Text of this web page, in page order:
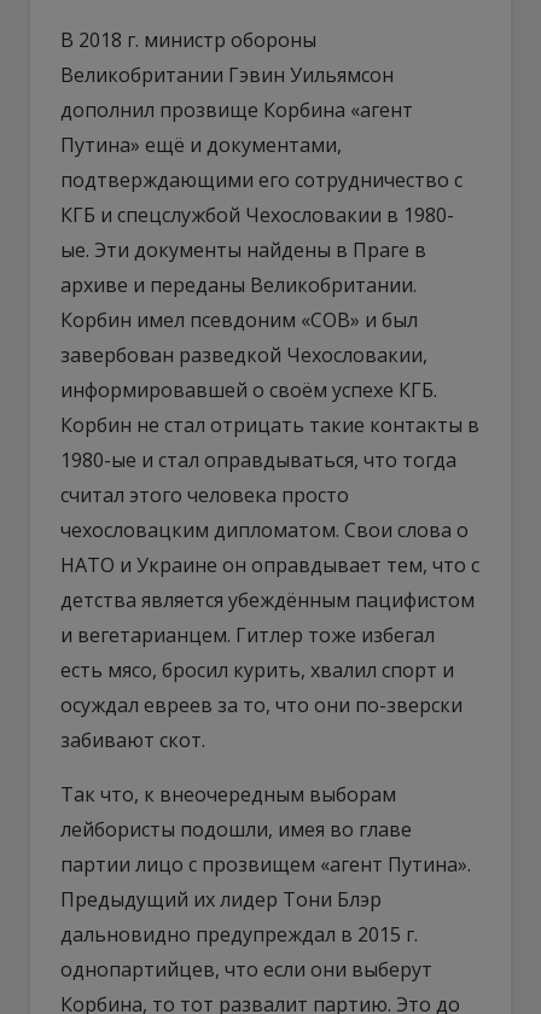
В 2018 г. министр обороны
Великобритании Гэвин Уильямсон
дополнил прозвище Корбина «агент
Путина» ещё и документами,
подтверждающими его сотрудничество с
КГБ и спецслужбой Чехословакии в 1980-
ые. Эти документы найдены в Праге в
архиве и переданы Великобритании.
Корбин имел псевдоним «СОВ» и был
завербован разведкой Чехословакии,
информировавшей о своём успехе КГБ.
Корбин не стал отрицать такие контакты в
1980-ые и стал оправдываться, что тогда
считал этого человека просто
чехословацким дипломатом. Свои слова о
НАТО и Украине он оправдывает тем, что с
детства является убеждённым пацифистом
и вегетарианцем. Гитлер тоже избегал
есть мясо, бросил курить, хвалил спорт и
осуждал евреев за то, что они по-зверски
забивают скот.
Так что, к внеочередным выборам
лейбористы подошли, имея во главе
партии лицо с прозвищем «агент Путина».
Предыдущий их лидер Тони Блэр
дальновидно предупреждал в 2015 г.
однопартийцев, что если они выберут
Корбина, то тот развалит партию. Это до